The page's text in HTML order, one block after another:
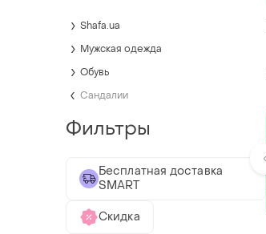
Shafa.ua
Мужская одежда
Обувь
Сандалии
Фильтры
Бесплатная доставка
SMART
Скидка